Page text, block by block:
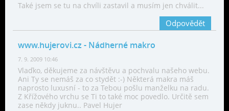
Také jsem se tu na chvíli zastavil a musím jen chválit...
Odpovědět
www.hujerovi.cz - Nádherné makro
7. 9. 2009 10:46
Vlaďko, děkujeme za návštěvu a pochvalu našeho webu.
Ani Ty se nemáš za co stydět :-) Některá makra máš
naprosto luxusní - to za Tebou pošlu manželku na radu.
Z Křížového vrchu se Ti to také moc povedlo. Určitě sem
zase někdy juknu.. Pavel Hujer